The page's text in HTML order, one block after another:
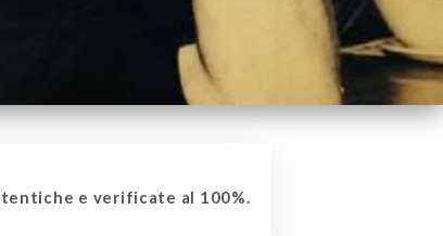
e verificate al 100%.